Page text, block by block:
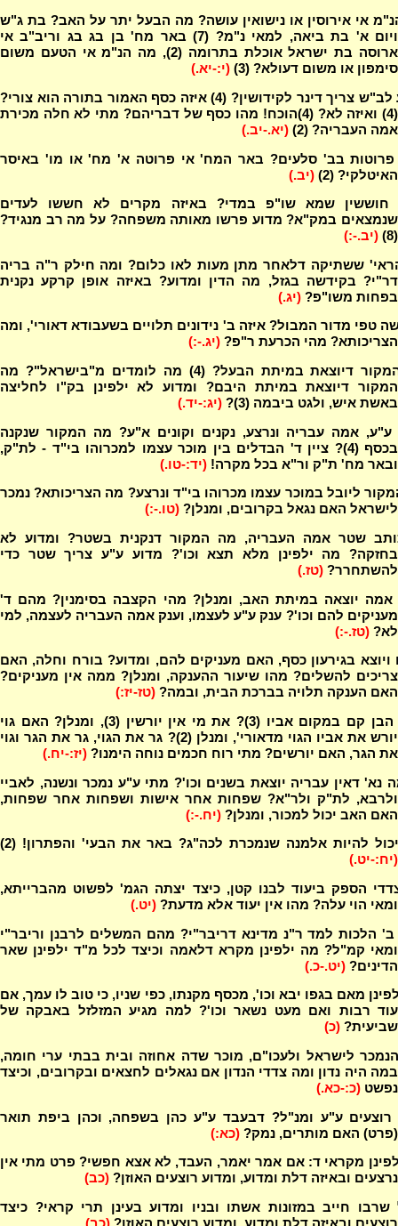
אי אירוסין או נישואין עושה? מה הבעל יתר על האב? בת ג"ש
ויום א' בת ביאה, למאי נ"מ? (7) באר מח' בן בג בג וריב"ב אי
ארוסה בת ישראל אוכלת בתרומה (2), מה הנ"מ אי הטעם משום
סימפון או משום דעולא? (3)
(י:-יא.)
מדוע לב"ש צריך דינר לקידושין? (4) איזה כסף האמור בתורה הוא צורי?
(4) ואיזה לא? (4)הוכח! מהו כסף של דבריהם? מתי לא חלה מכירת
אמה העבריה? (2)
(יא.-יב.)
בב' סלעים? באר המח' אי פרוטה א' מח' או מו' באיסר
האיטלקי? (2)
(יב.)
חוששין שמא שו"פ במדי? באיזה מקרים לא חששו לעדים
שנמצאים במק"א? מדוע פרשו מאותה משפחה? על מה רב מנגיד?
(8)
(יב.-:)
ששתיקה דלאחר מתן מעות לאו כלום? ומה חילק ר"ה בריה
דר"י? בקידשה בגזל, מה הדין ומדוע? באיזה אופן קרקע נקנית
בפחות משו"פ? (יג.)
טפי מדור המבול? איזה ב' נידונים תלויים בשעבודא דאורי', ומה
הצריכותא? מהי הכרעת ר"פ? (יג.-:)
מה המקור דיוצאת במיתת הבעל? (4) מה לומדים מ"בישראל"? מה
המקור דיוצאת במיתת היבם? ומדוע לא ילפינן בק"ו לחליצה
באשת איש, ולגט ביבמה (3)?
(יג:-יד.)
אמה עבריה ונרצע, נקנים וקונים א"ע? מה המקור שנקנה
בכסף (4)? ציין ד' הבדלים בין מוכר עצמו למכרוהו בי"ד - לת"ק,
ובאר מח' ת"ק ור"א בכל מקרה! (יד:-טו.)
ליובל במוכר עצמו מכרוהו בי"ד ונרצע? מה הצריכותא? נמכר
לישראל האם נגאל בקרובים, ומנלן? (טו.-:)
שטר אמה העבריה, מה המקור דנקנית בשטר? ומדוע לא
בחזקה? מה ילפינן מלא תצא וכו'? מדוע ע"ע צריך שטר כדי
להשתחרר? (טז.)
יוצאה במיתת האב, ומנלן? מהי הקצבה בסימנין? מהם ד'
מעניקים להם וכו'? ענק ע"ע לעצמו, וענק אמה העבריה לעצמה, למי
לא? (טז.-:)
ויוצא בגירעון כסף, האם מעניקים להם, ומדוע? בורח וחלה, האם
צריכים להשלים? מהו שיעור ההענקה, ומנלן? ממה אין מעניקים?
האם הענקה תלויה בברכת הבית, ובמה? (טז-יז:)
במה הבן קם במקום אביו (3)? את מי אין יורשין (3), ומנלן? האם גוי
יורש את אביו הגוי מדאורי', ומנלן (2)? גר את הגוי, גר את הגר וגוי
את הגר, האם יורשים? מתי רוח חכמים נוחה הימנו? (יז:-יח.)
נא' דאין עבריה יוצאת בשנים וכו'? מתי ע"ע נמכר ונשנה, לאביי
ולרבא, לת"ק ולר"א? שפחות אחר אישות ושפחות אחר שפחות,
האם האב יכול למכור, ומנלן? (יח.-:)
להיות אלמנה שנמכרת לכה"ג? באר את הבעי' והפתרון! (2)
(יח:-יט.)
הספק ביעוד לבנו קטן, כיצד יצתה הגמ' לפשוט מהברייתא,
ומאי הוי עלה? מהו אין יעוד אלא מדעת? (יט.)
ב' הלכות למד ר"נ מדינא דריבר"י? מהם המשלים לרבנן וריבר"י
ומאי קמ"ל? מה ילפינן מקרא דלאמה וכיצד לכל מ"ד ילפינן שאר
הדינים? (יט.-כ.)
מאם בגפו יבא וכו', מכסף מקנתו, כפי שניו, כי טוב לו עמך, אם
עוד רבות ואם מעט נשאר וכו'? למה מגיע המזלזל באבקה של
שביעית? (כ)
לישראל ולעכו"ם, מוכר שדה אחוזה ובית בבתי ערי חומה,
במה היה נדון ומה צדדי הנדון אם נגאלים לחצאים ובקרובים, וכיצד
נפשט (כ:-כא.)
ע"ע ומנ"ל? דבעבד ע"ע כהן בשפחה, וכהן ביפת תואר
(פרט) האם מותרים, נמק? (כא:)
מקראי ד: אם אמר יאמר, העבד, לא אצא חפשי? פרט מתי אין
נרצעים ובאיזה דלת ומדוע, ומדוע רוצעים האוזן? (כב)
שרבו חייב במזונות אשתו ובניו ומדוע בעינן תרי קראי? כיצד